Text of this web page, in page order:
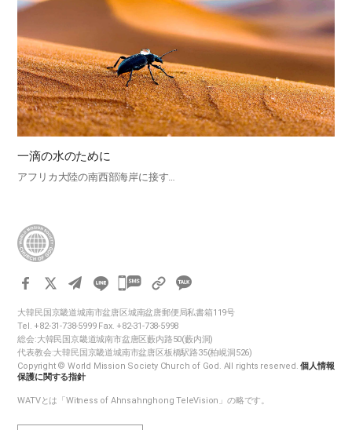
一滴の水のために
アフリカ大陸の南西部海岸に接す…
카
오
톡
공
하
大韓民国京畿道城南市盆唐区城南盆唐郵便局私書箱119号
Tel. +82-31-738-5999 Fax. +82-31-738-5998
総会:大韓民国京畿道城南市盆唐区藪内路50(藪内洞)
代表教会:大韓民国京畿道城南市盆唐区板橋駅路35(柏峴洞526)
Copyright © World Mission Society Church of God. All rights reserved.個人情報
保護に関する指針
WATVとは「Witness of Ahnsahnghong TeleVision」の略です。